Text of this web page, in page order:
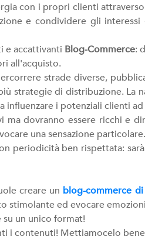
con i propri clienti
e condividere gli
e accattivanti Blog-Commerce:
all'acquisto.
strade diverse,
strategie di distribuzione. La
influenzare i potenziali clienti
ma dovranno essere ricchi e
una sensazione
periodicità ben rispettata:
creare un blog-commerce di
stimolante ed evocare
un unico format!
i contenuti! Mettiamocelo